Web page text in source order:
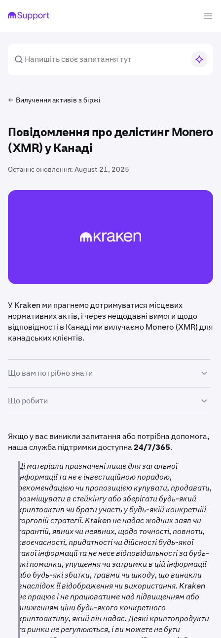
Вилучення активів з біржі
Повідомлення про делістинг Monero
(XMR) у Канаді
Останнє оновлення: August 21, 2025
У Kraken ми прагнемо дотримуватися місцевих
нормативних актів, і через нещодавні вимоги щодо
відповідності в Канаді ми вилучаємо Monero (XMR) для
канадських клієнтів.
Що вам потрібно знати
• Набуває чинності негайно:
призупинено для канадських клієнтів.
парами XMR для канадських клієнтів і переведемо
рахунки в режимлише для виведення коштів
XMR.
Виведення коштів:виведення XMR
залишатиметься доступним після вимкнення
торгівлі.
Що робити
будь ласка,виведіть свої XMRна особистий гаманець
абоконвертуйте їхв інший актив до2 вересня 2025
Якщо у вас виникли запитання або потрібна допомога,
наша служба підтримки доступна 24/7/365.
Ці матеріали призначені лише для загальної
інформації та не є інвестиційною порадою,
рекомендацією чи пропозицією купувати, продавати,
розміщувати в стейкінгу або зберігати будь-який
криптоактив чи брати участь у будь-якій конкретній
торговій стратегії. Kraken не надає жодних заяв чи
гарантій, явних чи неявних, щодо точності, повноти,
своєчасності, придатності чи дійсності будь-якої
такої інформації та не несе відповідальності за будь-
які помилки, упущення чи затримки в цій інформації
або будь-які збитки, травми чи шкоду, що виникли
внаслідок її відображення чи використання. Kraken
не працює і не працюватиме над підвищенням або
зниженням ціни будь-якого конкретного
криптоактиву, який він надає. Деякі криптопродукти
та ринки не регулюються, і ви можете не бути